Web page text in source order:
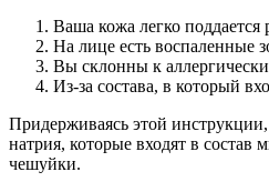
Ваша кожа легко
На лице есть воспаленные
Вы склонны к
Из-за состава, в который
Придерживаясь этой
натрия, которые входят в состав
чешуйки.